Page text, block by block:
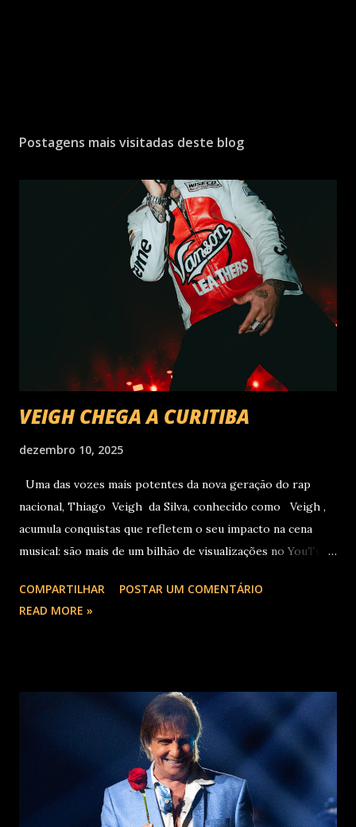
Postagens mais visitadas deste blog
VEIGH CHEGA A CURITIBA
dezembro 10, 2025
Uma das vozes mais potentes da nova geração do rap
nacional, Thiago Veigh da Silva, conhecido como Veigh ,
acumula conquistas que refletem o seu impacto na cena
musical: são mais de um bilhão de visualizações no YouTube,
10 milhões de seguidores nas redes sociais, além de figurar
entre os nomes da prestigiada lista Forbes Under 30 de
milhões de plays em menos de 24 horas após o
lançamento. Com uma estética mais madura, o álbum marca
um novo capítulo na carreira do artista e, agora, ganha os
palcos por meio da EVOM Tour, que fez sua estreia
recentemente em São Paulo. Com realização da 30e ,
Supernova Ent e Prime , a escala em Curitiba aco...
COMPARTILHAR
POSTAR UM COMENTÁRIO
READ MORE »